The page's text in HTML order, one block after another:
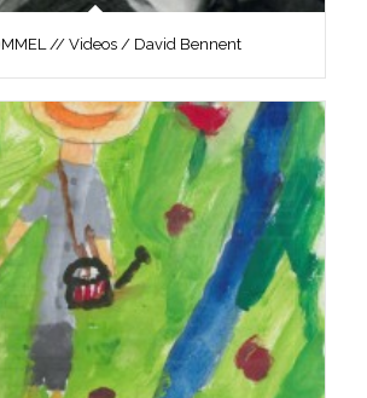
// Videos / David Bennent